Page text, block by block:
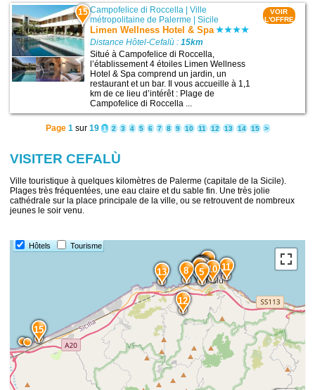
15 Campofelice di Roccella |Ville
métropolitaine de Palerme |Sicile
Limen Wellness Hotel & Spa
Distance Hôtel-Cefalù :15km
Situé à Campofelice di Roccella,
l’établissement 4 étoiles Limen Wellness
Hotel & Spa comprend un jardin, un
restaurant et un bar. Il vous accueille à 1,1
km de ce lieu d’intérêt : Plage de
Campofelice di Roccella ...
VOIR
L'OFFRE
Page 1sur 19 1 2 3 4 5 6 7 8 9 10 11 12 13 14 15 >
VISITER CEFALÙ
Ville touristique à quelques kilomètres de Palerme (capitale de la Sicile).
Plages très fréquentées, une eau claire et du sable fin. Une très jolie
cathédrale sur la place principale de la ville, ou se retrouvent de nombreux
jeunes le soir venu.
Hôtels Tourisme
15
13
12
11
10
9
8
7
6
5
4
3
2
1